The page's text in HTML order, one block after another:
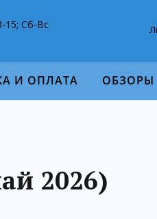
15; Сб-Вс
И ОПЛАТА ОБЗОРЫ
2026)